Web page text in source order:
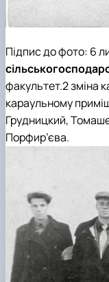
Підпис до фото: 6
факультет.2 зміна
караульному
Грудницкий,
Порфир’єва.